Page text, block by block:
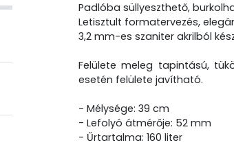
Padlóba süllyeszthető,
Letisztult formatervezés,
3,2 mm-es szaniter akrilból
Felülete meleg tapintású,
esetén felülete javítható.
- Mélysége: 39 cm
- Lefolyó átmérője: 52 mm
- Űrtartalma: 160 liter